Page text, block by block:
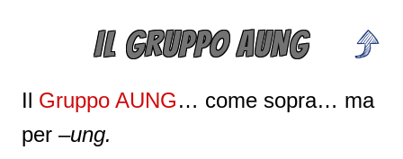
IL GRUPPO AUNG
Il Gruppo AUNG… come sopra… ma
per –ung.